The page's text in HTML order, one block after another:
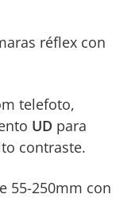
réflex con
telefoto,
UD para
contraste.
55-250mm con